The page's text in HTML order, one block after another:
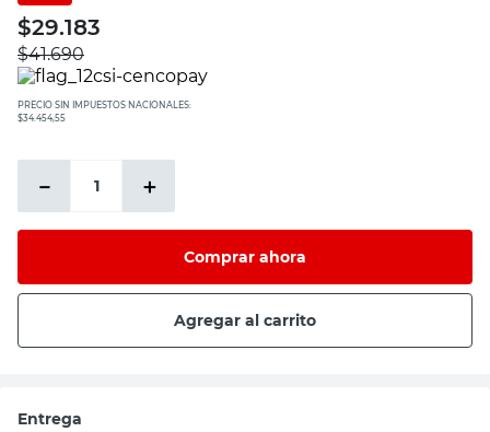
$29.183
$41.690
PRECIO SIN IMPUESTOS NACIONALES:
$34.454,55
＋
－
Comprar ahora
Agregar al carrito
Entrega